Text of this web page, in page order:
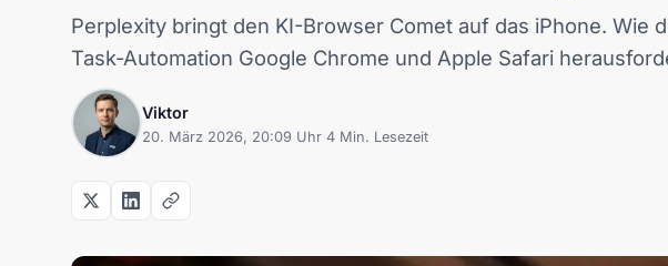
Perplexity bringt den KI-Browser Comet auf das iPhone. Wie
Task-Automation Google Chrome und Apple Safari
Viktor
20. März 2026, 20:09 Uhr 4 Min. Lesezeit